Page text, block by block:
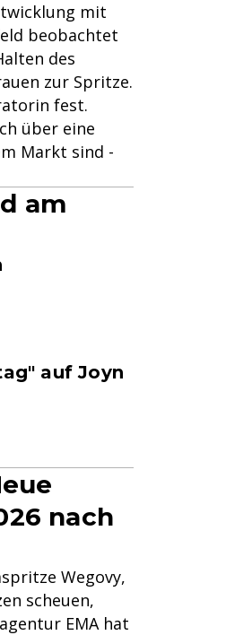
mit
beobachtet
des
zur Spritze.
fest.
über eine
Markt sind -
am
auf Joyn
nach
Wegovy,
scheuen,
EMA hat